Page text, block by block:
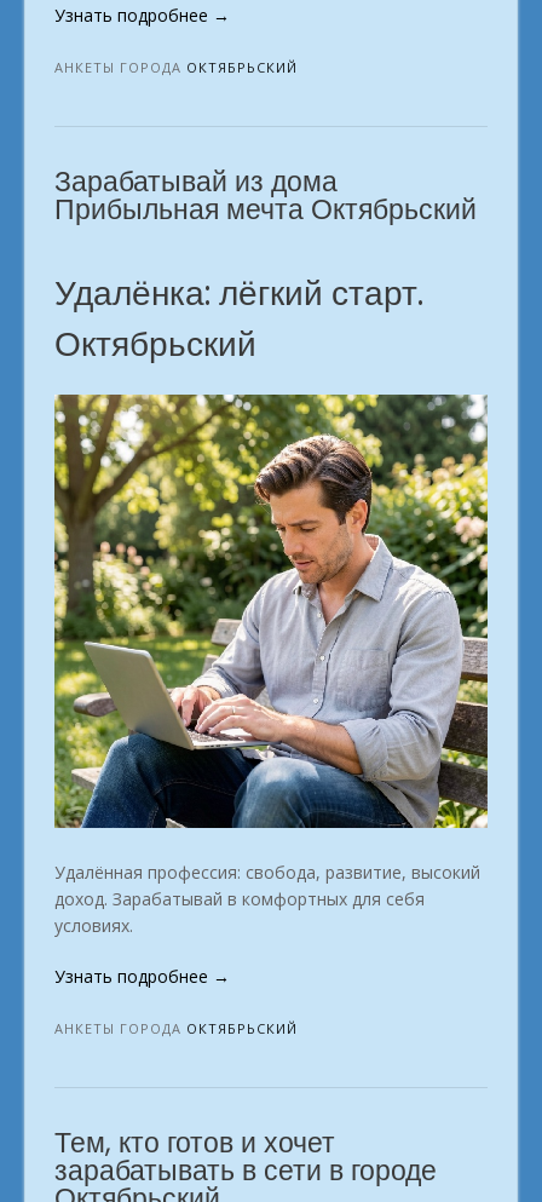
Узнать подробнее «Тем,
задался
найти
профессию
в
→
АНКЕТЫ ГОРОДА ОКТЯБРЬСКИЙ
Зарабатывай из дома
Прибыльная мечта Октябрьский
Удалёнка: лёгкий старт.
Октябрьский
Удалённая профессия: свобода, развитие, высокий
доход. Зарабатывай в комфортных для себя
условиях.
Узнать подробнее «Зарабатывай
дома
мечта
→
АНКЕТЫ ГОРОДА ОКТЯБРЬСКИЙ
Тем, кто готов и хочет
зарабатывать в сети в городе